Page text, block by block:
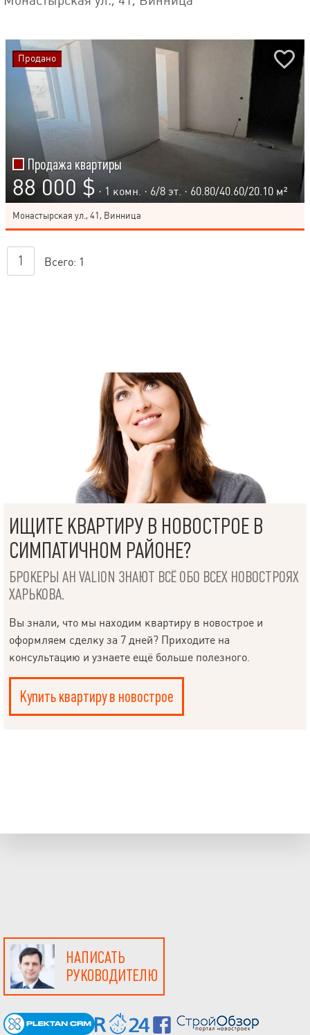
Продажа квартиры
88 000 $ · 1 комн. · 6/8 эт. · 60.80/40.60/20.10 м²
Монастырская ул., 41, Винница
Продано
1 Всего: 1
ИЩИТЕ КВАРТИРУ В НОВОСТРОЕ В
СИМПАТИЧНОМ РАЙОНЕ?
БРОКЕРЫ АН VALION ЗНАЮТ ВСЁ ОБО ВСЕХ НОВОСТРОЯХ
ХАРЬКОВА.
Вы знали, что мы находим квартиру в новострое и
оформляем сделку за 7 дней? Приходите на
консультацию и узнаете ещё больше полезного.
Купить квартиру в новострое
НАПИСАТЬ
РУКОВОДИТЕЛЮ